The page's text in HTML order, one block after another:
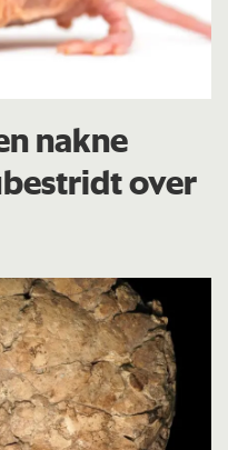
nakne
over